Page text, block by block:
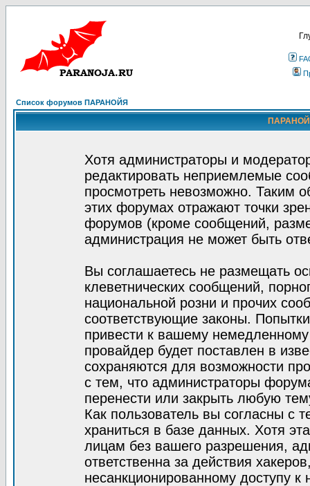
Список форумов ПАРАНОЙЯ
Хотя администраторы и
редактировать неприемлемые
просмотреть невозможно. Таким
этих форумах отражают точки
форумов (кроме сообщений,
администрация не может быть
Вы соглашаетесь не размещать
клеветнических сообщений,
национальной розни и прочих
соответствующие законы.
привести к вашему
провайдер будет поставлен в
сохраняются для возможности
с тем, что администраторы
перенести или закрыть любую
Как пользователь вы согласны с
храниться в базе данных. Хотя
лицам без вашего разрешения,
ответственна за действия
несанкционированному доступу к